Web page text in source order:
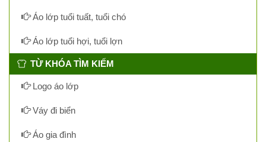
Áo lớp tuổi tuất, tuổi chó
Áo lớp tuổi hợi, tuổi lợn
TỪ KHÓA TÌM KIẾM
Logo áo lớp
Váy đi biển
Áo gia đình